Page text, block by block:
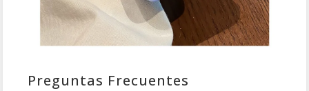
Preguntas Frecuentes